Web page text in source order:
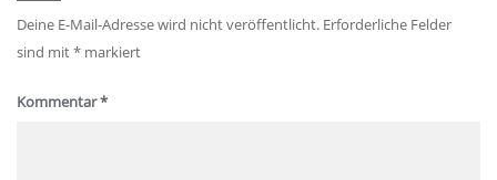
Deine E-Mail-Adresse wird nicht veröffentlicht. Erforderliche Felder
sind mit* markiert
Kommentar*